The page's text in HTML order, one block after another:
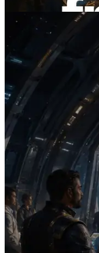
Leer este artículo
2026.07.04
ERPC lanza
x402 — La era
pagan bajo
necesitan
Leer este artículo